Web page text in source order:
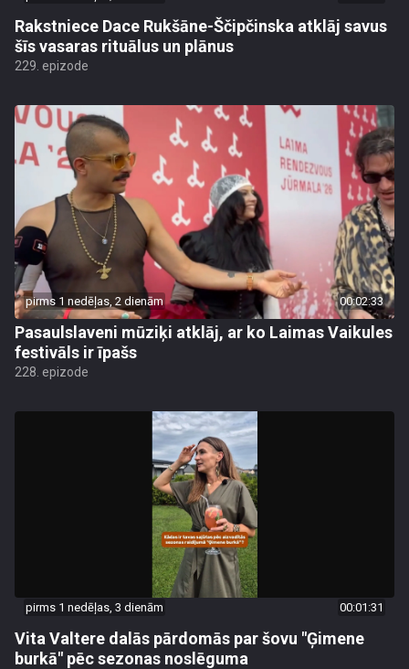
Rakstniece Dace Rukšāne-Ščipčinska atklāj savus
šīs vasaras rituālus un plānus
229. epizode
pirms 1 nedēļas, 2 dienām 00:02:33
Pasaulslaveni mūziķi atklāj, ar ko Laimas Vaikules
festivāls ir īpašs
228. epizode
pirms 1 nedēļas, 3 dienām 00:01:31
Vita Valtere dalās pārdomās par šovu "Ģimene
burkā" pēc sezonas noslēguma